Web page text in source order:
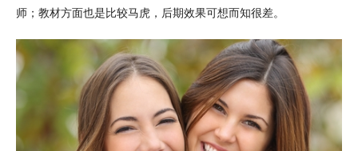
师；教材方面也是比较马虎，后期效果可想而知很差。